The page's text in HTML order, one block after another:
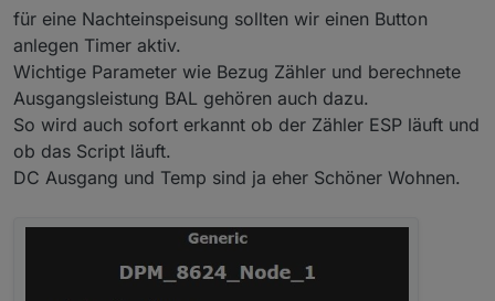
für eine Nachteinspeisung sollten wir einen Button
anlegen Timer aktiv.
Wichtige Parameter wie Bezug Zähler und berechnete
Ausgangsleistung BAL gehören auch dazu.
So wird auch sofort erkannt ob der Zähler ESP läuft und
ob das Script läuft.
DC Ausgang und Temp sind ja eher Schöner Wohnen.